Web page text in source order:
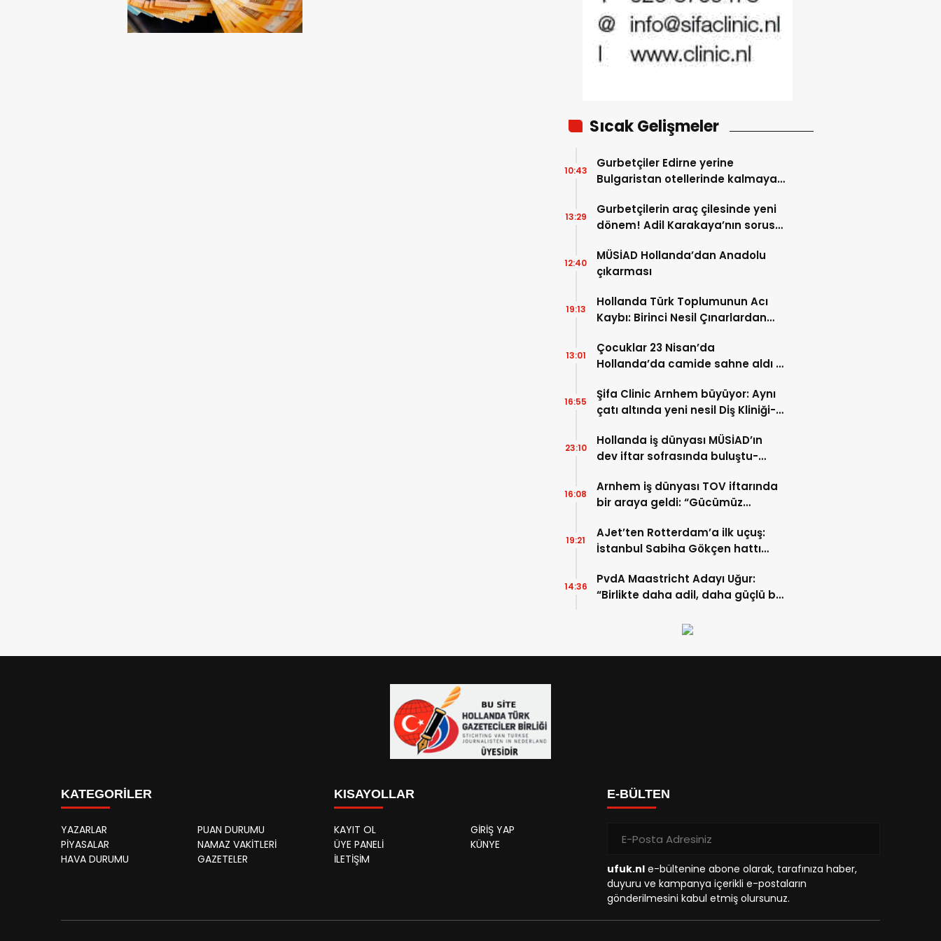
Sıcak Gelişmeler
Gurbetçiler Edirne yerine
Bulgaristan otellerinde kalmaya
10:43
Gurbetçilerin araç çilesinde yeni
dönem! Adil Karakaya’nın sorusu
13:29
MÜSİAD Hollanda’dan Anadolu
çıkarması
12:40
Hollanda Türk Toplumunun Acı
Kaybı: Birinci Nesil Çınarlardan
19:13
Çocuklar 23 Nisan’da
Hollanda’da camide sahne aldı –
13:01
Şifa Clinic Arnhem büyüyor: Aynı
çatı altında yeni nesil Diş Kliniği-
16:55
Hollanda iş dünyası MÜSİAD’ın
dev iftar sofrasında buluştu-
23:10
Arnhem iş dünyası TOV iftarında
bir araya geldi: “Gücümüz
16:08
AJet’ten Rotterdam’a ilk uçuş:
İstanbul Sabiha Gökçen hattı
19:21
PvdA Maastricht Adayı Uğur:
“Birlikte daha adil, daha güçlü bir
14:36
KATEGORİLER
YAZARLAR
PUAN DURUMU
PİYASALAR
NAMAZ VAKİTLERİ
HAVA DURUMU
GAZETELER
KISAYOLLAR
KAYIT OL
GİRİŞ YAP
ÜYE PANELİ
KÜNYE
İLETİŞİM
E-BÜLTEN
ufuk.nl e-bültenine abone olarak, tarafınıza haber,
duyuru ve kampanya içerikli e-postaların
gönderilmesini kabul etmiş olursunuz.